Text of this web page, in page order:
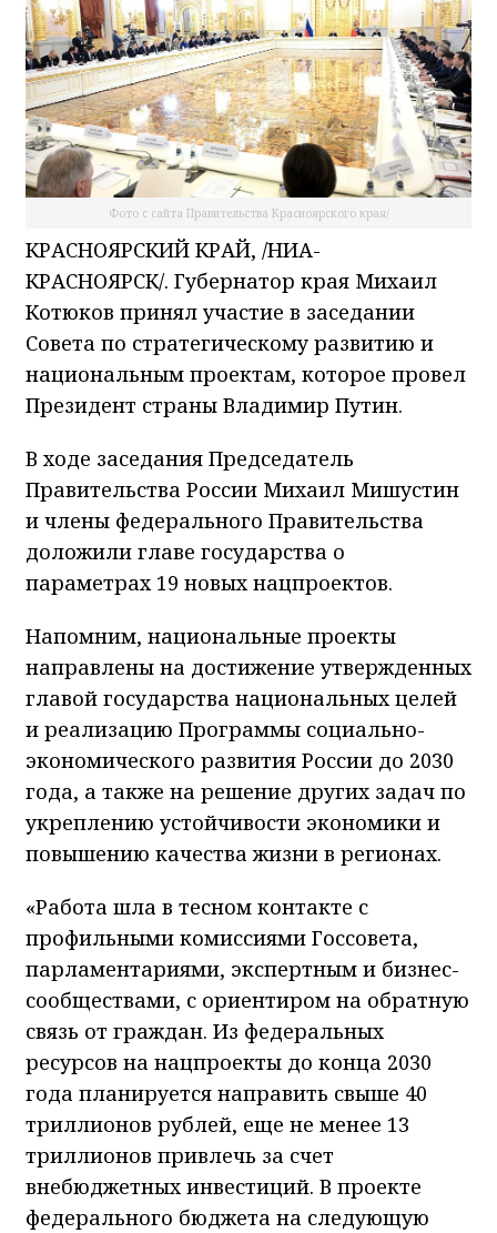
Фото с сайта Правительства Красноярского края/
КРАСНОЯРСКИЙ КРАЙ, /НИА-
КРАСНОЯРСК/. Губернатор края Михаил
Котюков принял участие в заседании
Совета по стратегическому развитию и
национальным проектам, которое провел
Президент страны Владимир Путин.
В ходе заседания Председатель
Правительства России Михаил Мишустин
и члены федерального Правительства
доложили главе государства о
параметрах 19 новых нацпроектов.
Напомним, национальные проекты
направлены на достижение утвержденных
главой государства национальных целей
и реализацию Программы социально-
экономического развития России до 2030
года, а также на решение других задач по
укреплению устойчивости экономики и
повышению качества жизни в регионах.
«Работа шла в тесном контакте с
профильными комиссиями Госсовета,
парламентариями, экспертным и бизнес-
сообществами, с ориентиром на обратную
связь от граждан. Из федеральных
ресурсов на нацпроекты до конца 2030
года планируется направить свыше 40
триллионов рублей, еще не менее 13
триллионов привлечь за счет
внебюджетных инвестиций. В проекте
федерального бюджета на следующую